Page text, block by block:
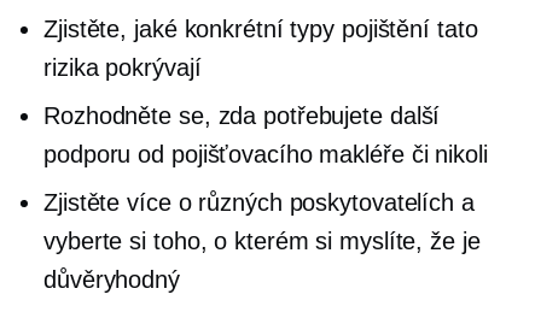
Zjistěte, jaké konkrétní typy pojištění tato
rizika pokrývají
Rozhodněte se, zda potřebujete další
podporu od pojišťovacího makléře či nikoli
Zjistěte více o různých poskytovatelích a
vyberte si toho, o kterém si myslíte, že je
důvěryhodný